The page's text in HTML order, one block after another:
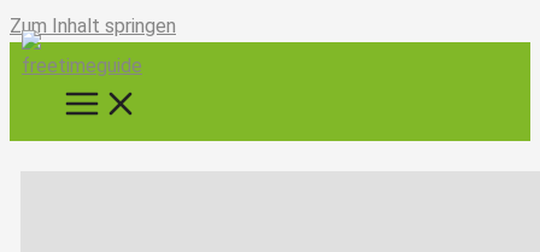
Zum Inhalt springen